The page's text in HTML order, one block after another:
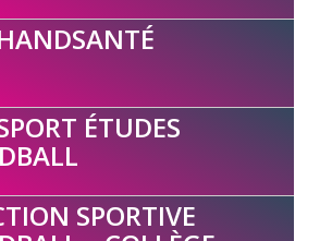
ÉTUDES
SPORTIVE